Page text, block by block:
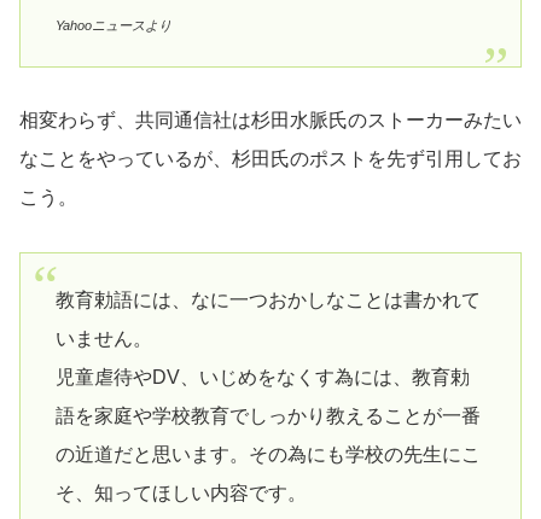
Yahooニュースより
相変わらず、共同通信社は杉田水脈氏のストーカーみたい
なことをやっているが、杉田氏のポストを先ず引用してお
こう。
教育勅語には、なに一つおかしなことは書かれて
いません。
児童虐待やDV、いじめをなくす為には、教育勅
語を家庭や学校教育でしっかり教えることが一番
の近道だと思います。その為にも学校の先生にこ
そ、知ってほしい内容です。